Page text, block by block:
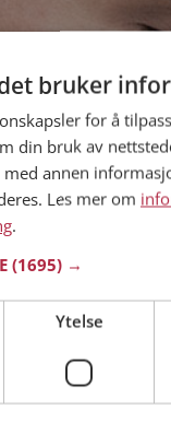
bruker
for å
din bruk av
annen
Les mer om
.
(1695) →
Ytelse